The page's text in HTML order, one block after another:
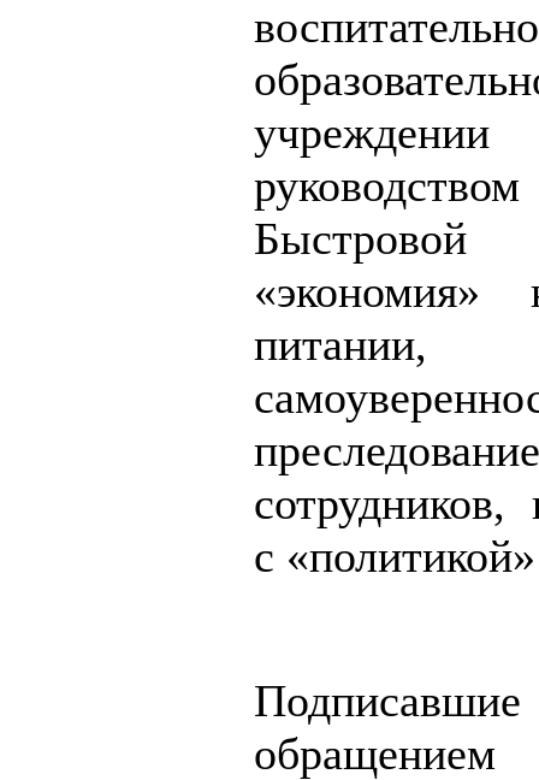
Быстровой
«экономия»
питании,
преследование
сотрудников,
с